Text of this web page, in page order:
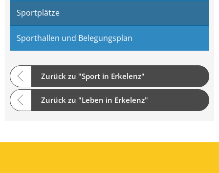
Sportplätze
Sporthallen und Belegungsplan
Zurück zu "Sport in Erkelenz"
Zurück zu "Leben in Erkelenz"